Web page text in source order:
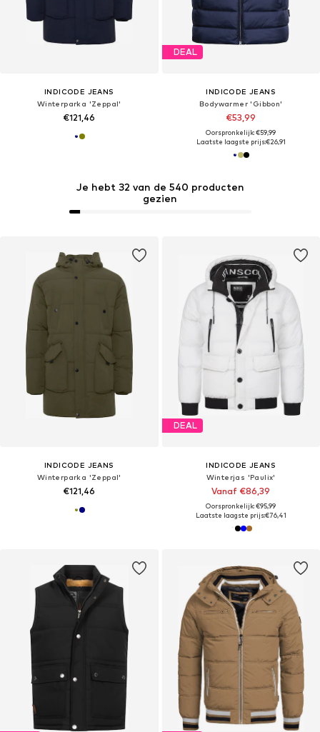
INDICODE JEANS
Winterparka 'Zeppal'
€121,46
DEAL
INDICODE JEANS
Bodywarmer 'Gibbon'
€53,99
Oorspronkelijk: €59,99
Laatste laagste prijs:€26,91
Je hebt 32 van de 540 producten
gezien
INDICODE JEANS
Winterparka 'Zeppal'
€121,46
DEAL
INDICODE JEANS
Winterjas 'Paulix'
Vanaf €86,39
Oorspronkelijk: €95,99
Laatste laagste prijs:€76,41